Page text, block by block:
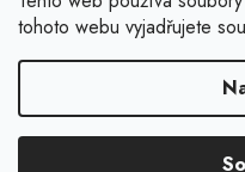
tohoto webu vyjadřujete
Shoops.cz